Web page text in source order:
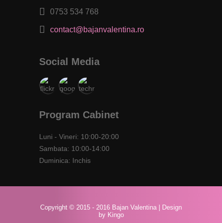
0753 534 768
contact@bajanvalentina.ro
Social Media
Program Cabinet
Luni - Vineri: 10:00-20:00
Sambata: 10:00-14:00
Duminica: Inchis
Copyright © 2015 - 2016 Bajan Valentina |
Design
by Kingo